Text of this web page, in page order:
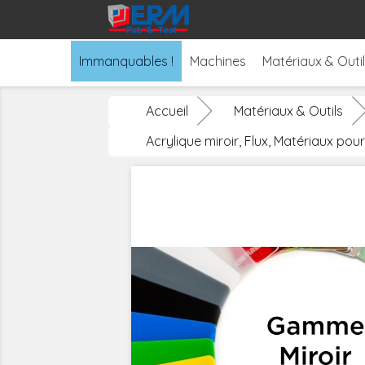
Immanquables ! Machines Matériaux &
Accueil
Matériaux & Outils
Acrylique miroir, Flux, Matériaux